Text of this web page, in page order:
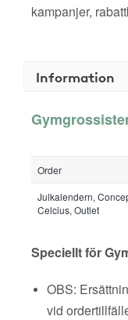
kampanjer,
Information
Order
Julkalendern,
Celcius, Outlet
Speciellt för
OBS:
vid